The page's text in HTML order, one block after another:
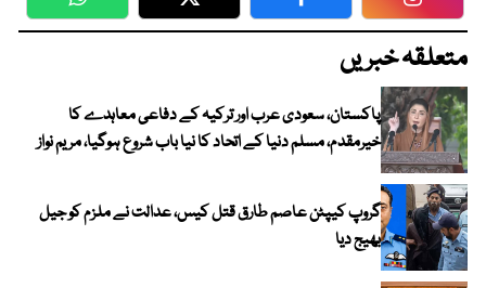
WhatsApp Twitter Facebook
متعلقہ خبریں
پاکستان، سعودی عرب اور ترکیہ کے دفاعی معاہدے کا
خیرمقدم، مسلم دنیا کے اتحاد کا نیا باب شروع ہوگیا، مریم نواز
گروپ کیپٹن عاصم طارق قتل کیس، عدالت نے ملزم کو جیل
بھیج دیا